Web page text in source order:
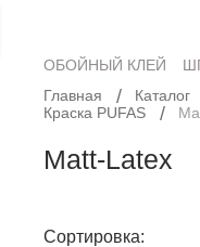
ОБОЙНЫЙ КЛЕЙ
Главная
Каталог
Краска PUFAS
Matt-Latex
Сортировка: